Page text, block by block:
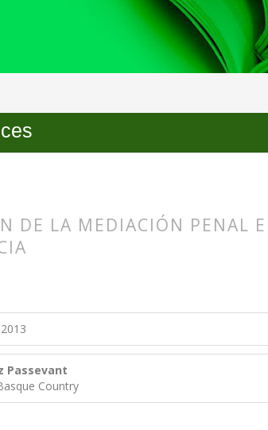
DE LA MEDIACIÓN PENAL
Passevant
Country